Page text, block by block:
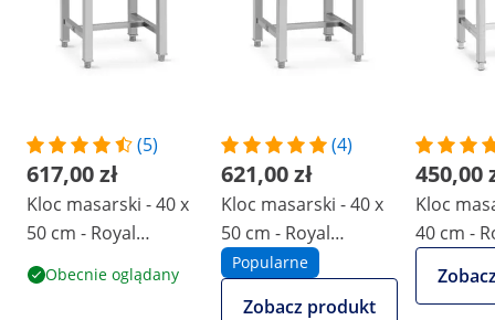
(5)
617,00 zł
Kloc masarski - 40 x
50 cm - Royal
Catering - wys.
robocza 80 cm
Obecnie oglądany
(4)
621,00 zł
Kloc masarski - 40 x
50 cm - Royal
Catering - wys.
robocza 86,5 cm
Popularne
Zobacz produkt
450,00
Kloc
40 cm -
robocza